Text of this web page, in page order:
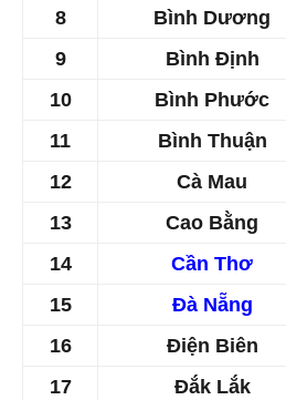
8 Bình Dương
9
Bình Định
10
Bình Phước
11
Bình Thuận
12
Cà Mau
13
Cao Bằng
14
Cần Thơ
15
Đà Nẵng
16
Điện Biên
17
Đắk Lắk